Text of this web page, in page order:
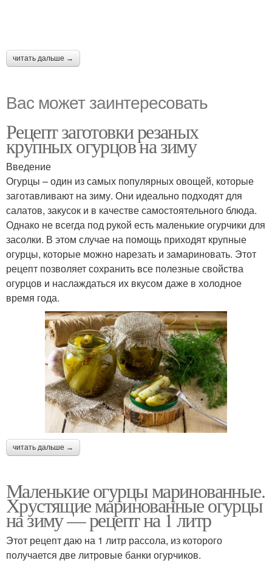
читать дальше →
Вас может заинтересовать
Рецепт заготовки резаных
крупных огурцов на зиму
Введение
Огурцы – один из самых популярных овощей, которые
заготавливают на зиму. Они идеально подходят для
салатов, закусок и в качестве самостоятельного блюда.
Однако не всегда под рукой есть маленькие огурчики для
засолки. В этом случае на помощь приходят крупные
огурцы, которые можно нарезать и замариновать. Этот
рецепт позволяет сохранить все полезные свойства
огурцов и наслаждаться их вкусом даже в холодное
время года.
читать дальше →
Маленькие огурцы маринованные.
Хрустящие маринованные огурцы
на зиму — рецепт на 1 литр
Этот рецепт даю на 1 литр рассола, из которого
получается две литровые банки огурчиков.